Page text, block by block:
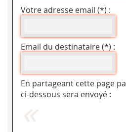
Votre adresse email (*) :
Email du destinataire (*) :
En partageant cette page
ci-dessous sera envoyé :